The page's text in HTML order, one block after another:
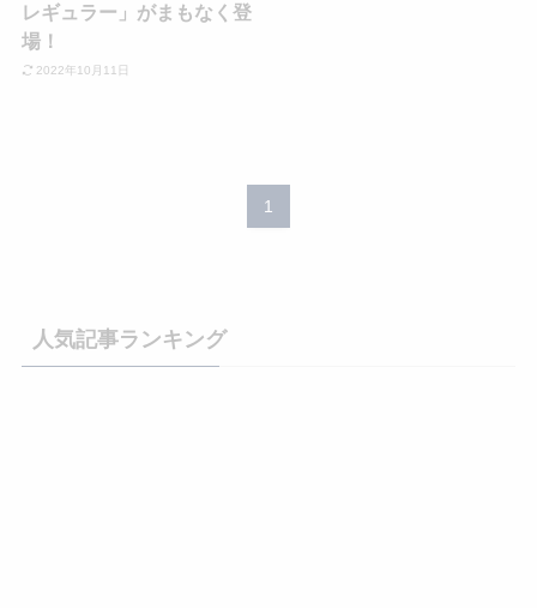
レギュラー」がまもなく登
場！
2022年10月11日
1
人気記事ランキング